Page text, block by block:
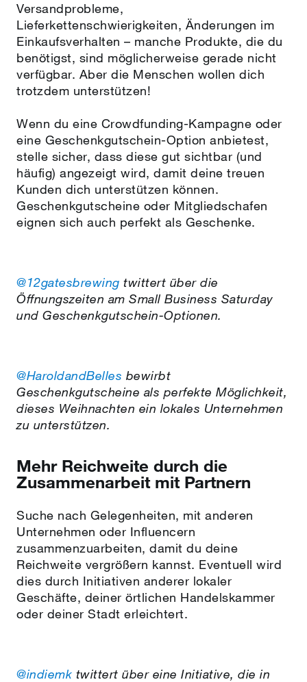
Versandprobleme,
Lieferkettenschwierigkeiten, Änderungen im
Einkaufsverhalten – manche Produkte, die du
benötigst, sind möglicherweise gerade nicht
verfügbar. Aber die Menschen wollen dich
trotzdem unterstützen!
Wenn du eine Crowdfunding-Kampagne oder
eine Geschenkgutschein-Option anbietest,
stelle sicher, dass diese gut sichtbar (und
häufig) angezeigt wird, damit deine treuen
Kunden dich unterstützen können.
Geschenkgutscheine oder Mitgliedschafen
eignen sich auch perfekt als Geschenke.
@12gatesbrewing twittert über die
Öffnungszeiten am Small Business Saturday
und Geschenkgutschein-Optionen.
@HaroldandBelles bewirbt
Geschenkgutscheine als perfekte Möglichkeit,
dieses Weihnachten ein lokales Unternehmen
zu unterstützen.
Mehr Reichweite durch die
Zusammenarbeit mit Partnern
Suche nach Gelegenheiten, mit anderen
Unternehmen oder Influencern
zusammenzuarbeiten, damit du deine
Reichweite vergrößern kannst. Eventuell wird
dies durch Initiativen anderer lokaler
Geschäfte, deiner örtlichen Handelskammer
oder deiner Stadt erleichtert.
@indiemk twittert über eine Initiative, die in